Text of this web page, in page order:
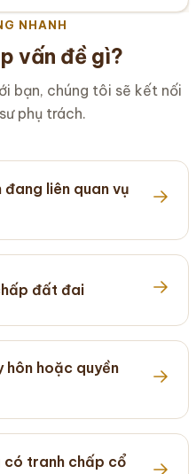
NHANH
vấn đề gì?
bạn, chúng tôi sẽ kết nối
phụ trách.
liên quan vụ
đất đai
hôn hoặc quyền
có tranh chấp cổ